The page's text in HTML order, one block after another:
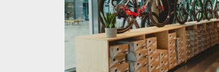
Nová prodejna Velocity Westend posouvá zážitek
Nová prodejna Velocity Westend posouvá zážitek